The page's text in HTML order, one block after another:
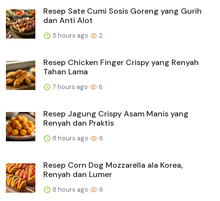
Resep Sate Cumi Sosis Goreng yang Gurih
dan Anti Alot
5 hours ago 2
Resep Chicken Finger Crispy yang Renyah
Tahan Lama
7 hours ago 6
Resep Jagung Crispy Asam Manis yang
Renyah dan Praktis
8 hours ago 6
Resep Corn Dog Mozzarella ala Korea,
Renyah dan Lumer
8 hours ago 6